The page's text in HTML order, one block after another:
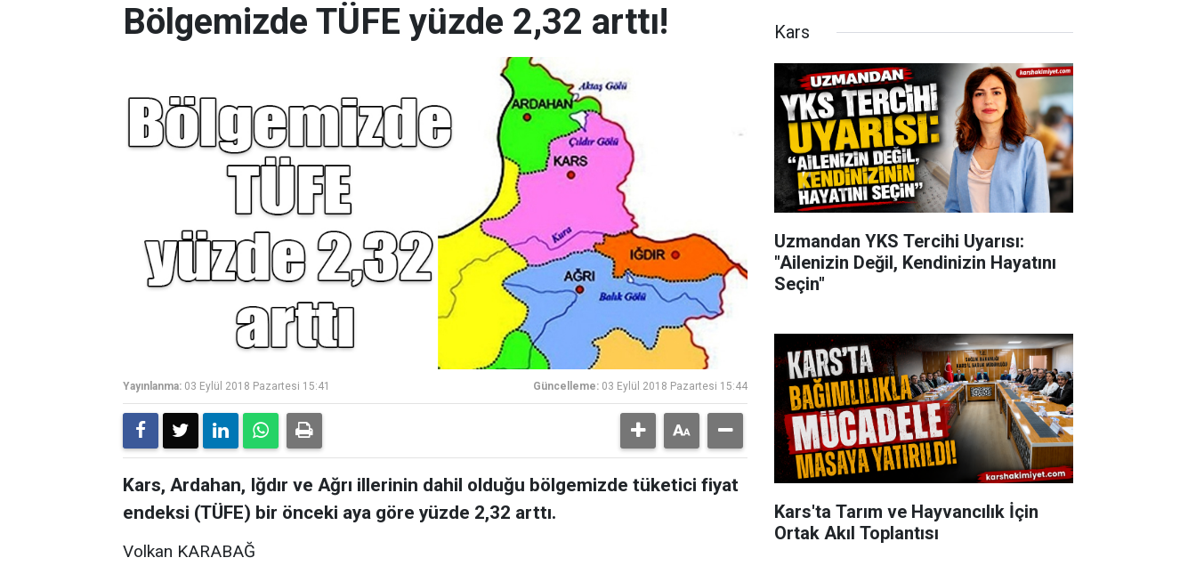
Bölgemizde TÜFE yüzde 2,32 arttı!
Yayınlanma: 03 Eylül 2018 Pazartesi 15:41 Güncelleme: 03 Eylül 2018 Pazartesi 15:44
Kars, Ardahan, Iğdır ve Ağrı illerinin dahil olduğu bölgemizde tüketici fiyat
endeksi (TÜFE) bir önceki aya göre yüzde 2,32 arttı.
Volkan KARABAĞ
Kars
Uzmandan YKS Tercihi Uyarısı:
"Ailenizin Değil, Kendinizin Hayatını
Seçin"
Kars'ta Tarım ve Hayvancılık İçin
Ortak Akıl Toplantısı